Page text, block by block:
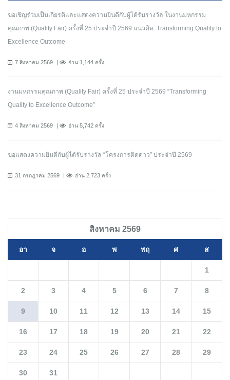
ขอเชิญร่วมเป็นเกียรติและแสดงความยินดีกับผู้ได้รับรางวัล ในงานมหกรรม
คุณภาพ (Quality Fair) ครั้งที่ 25 ประจำปี 2569 แนวคิด: Transforming Quality to
Excellence Outcome
7 สิงหาคม 2569 อ่าน 1,144 ครั้ง
งานมหกรรมคุณภาพ (Quality Fair) ครั้งที่ 25 ประจำปี 2569 “Transforming
Quality to Excellence Outcome”
4 สิงหาคม 2569 อ่าน 5,742 ครั้ง
ขอแสดงความยินดีกับผู้ได้รับรางวัล “โครงการติดดาว” ประจำปี 2569
31 กรกฎาคม 2569 อ่าน 2,723 ครั้ง
สิงหาคม 2569
อา จ อ พ พฤ ศ ส
1
2 3 4 5 6 7 8
9 10 11 12 13 14 15
16 17 18 19 20 21 22
23 24 25 26 27 28 29
30 31